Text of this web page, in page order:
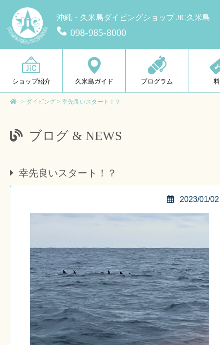
沖縄・久米島ダイビングショップ JiC久米島
098-985-8000
ショップ紹介 久米島ガイド プログラム
> ダイビング > 幸先良いスタート！？
ブログ & NEWS
幸先良いスタート！？
2023/01/02